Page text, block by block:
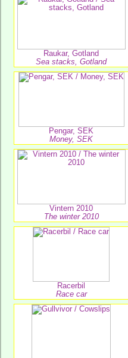
Raukar, Gotland
Sea stacks, Gotland
Pengar, SEK
Money, SEK
Vintern 2010
The winter 2010
Racerbil
Race car